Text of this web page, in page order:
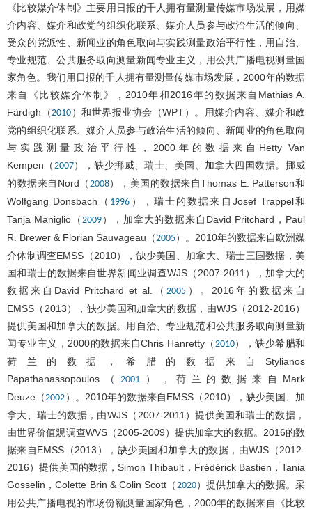
《比较媒介体制》主要用日报的千人拥有量测量传媒市场发展，用媒
介内容、媒介和政党的组织化联系、媒介人员参与政治生活的倾向、
受众的党派性、新闻业的角色取向与实践测量政治平行性，用自治、
专业规范、公共服务取向测量新闻专业主义，用公共广播电视测量国
家角色。我们用日报的千人拥有量测量传媒市场发展，2000年的数据
来自《比较媒介体制》，2010年和2016年的数据来自Mathias A.
Färdigh（2010 ）和世界报业协会（WPT）。用媒介内容、媒介和政
党的组织化联系、媒介人员参与政治生活的倾向、新闻业的角色取向
与实践测量政治平行性，2000年的数据来自Hetty Van
Kempen（ 2007），缺少挪威、瑞士、美国、加拿大四国数据。挪威
的数据来自Nord（ 2008），美国的数据来自Thomas E. Patterson和
Wolfgang Donsbach（ 1996 ），瑞士的数据来自Josef Trappel和
Tanja Maniglio（ 2009），加拿大的数据来自David Pritchard，Paul
R. Brewer & Florian Sauvageau（2005）。2010年的数据来自欧洲媒
介体制调查EMSS（2010），缺少美国、加拿大、瑞士三国数据，美
国和瑞士的数据来自世界新闻业调查WJS（2007-2011），加拿大的
数据来自David Pritchard et al.（ 2005 ）。2016年的数据来自
EMSS（2013），缺少美国和加拿大的数据，由WJS（2012-2016）
提供美国和加拿大的数据。用自治、专业规范和公共服务取向测量新
闻专业主义，2000的数据来自Chris Hanretty（ 2010），缺少希腊和
荷兰的数据，希腊的数据来自Stylianos
Papathanassopoulos（ 2001 ），荷兰的数据来自Mark
Deuze（2002 ）。2010年的数据来自EMSS（2010），缺少美国、加
拿大、瑞士的数据，由WJS（2007-2011）提供美国和瑞士的数据，
由世界价值观调查WVS（2005-2009）提供加拿大的数据。2016的数
据来自EMSS（2013），缺少美国和加拿大的数据，由WJS（2012-
2016）提供美国的数据，Simon Thibault，Frédérick Bastien，Tania
Gosselin，Colette Brin & Colin Scott（ 2020）提供加拿大的数据。采
用公共广播电视的市场份额测量国家角色，2000年的数据来自《比较